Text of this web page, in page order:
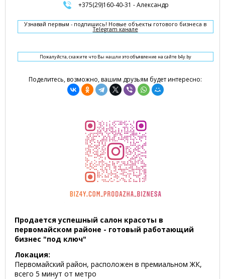
+375(29)160-40-31 - Александр
Узнавай первым - подпишись! Новые объекты готового бизнеса в
Telegram канале
Пожалуйста, скажите что Вы нашли это объявление на сайте b4y.by
Поделитесь, возможно, вашим друзьям будет интересно:
Продается успешный салон красоты в
первомайском районе - готовый работающий
бизнес "под ключ"
Локация:
Первомайский район, расположен в премиальном ЖК,
всего 5 минут от метро